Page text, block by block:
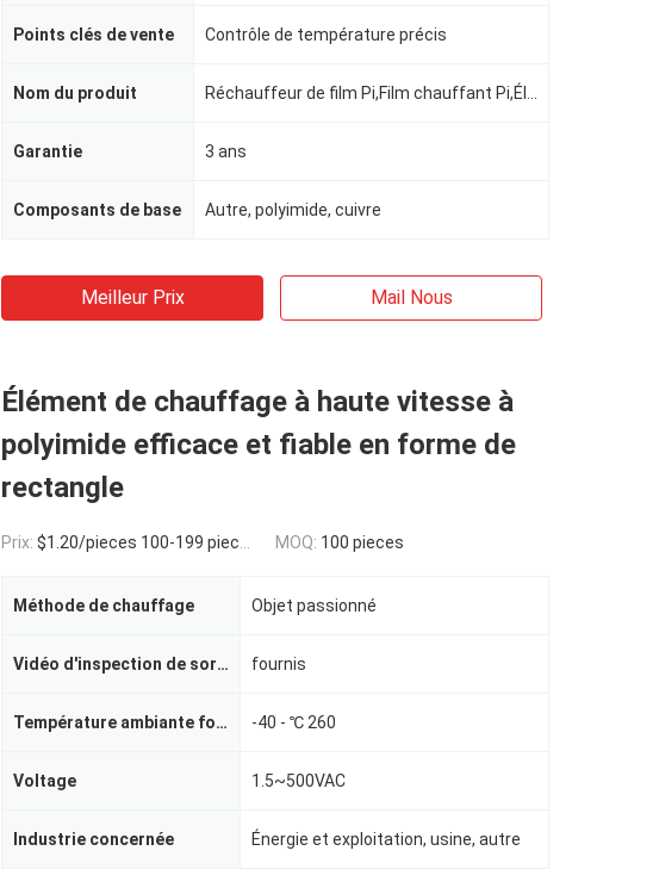
Points clés de vente Contrôle de température précis
Nom du produit
Garantie 3 ans
Composants de base Autre, polyimide, cuivre
Meilleur Prix Mail Nous
Élément de chauffage à haute vitesse à
polyimide efficace et fiable en forme de
rectangle
Prix: $1.20/pieces 100-199 pieces MOQ: 100 pieces
Méthode de chauffage Objet passionné
Vidéo d'inspection de sortie fournis
Température ambiante fonctionnante -40 - ℃ 260
Voltage 1.5~500VAC
Industrie concernée Énergie et exploitation, usine, autre